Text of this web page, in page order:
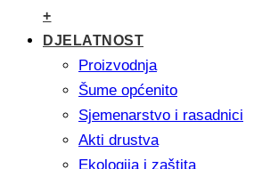
+
DJELATNOST
Proizvodnja
Šume općenito
Sjemenarstvo i rasadnici
Akti drustva
Ekologija i zaštita